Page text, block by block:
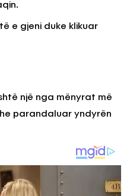
e gjeni duke klikuar
një nga mënyrat më
parandaluar yndyrën